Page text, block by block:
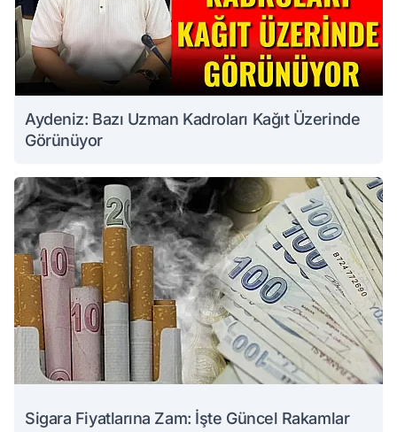
Aydeniz: Bazı Uzman Kadroları Kağıt Üzerinde
Görünüyor
Sigara Fiyatlarına Zam: İşte Güncel Rakamlar